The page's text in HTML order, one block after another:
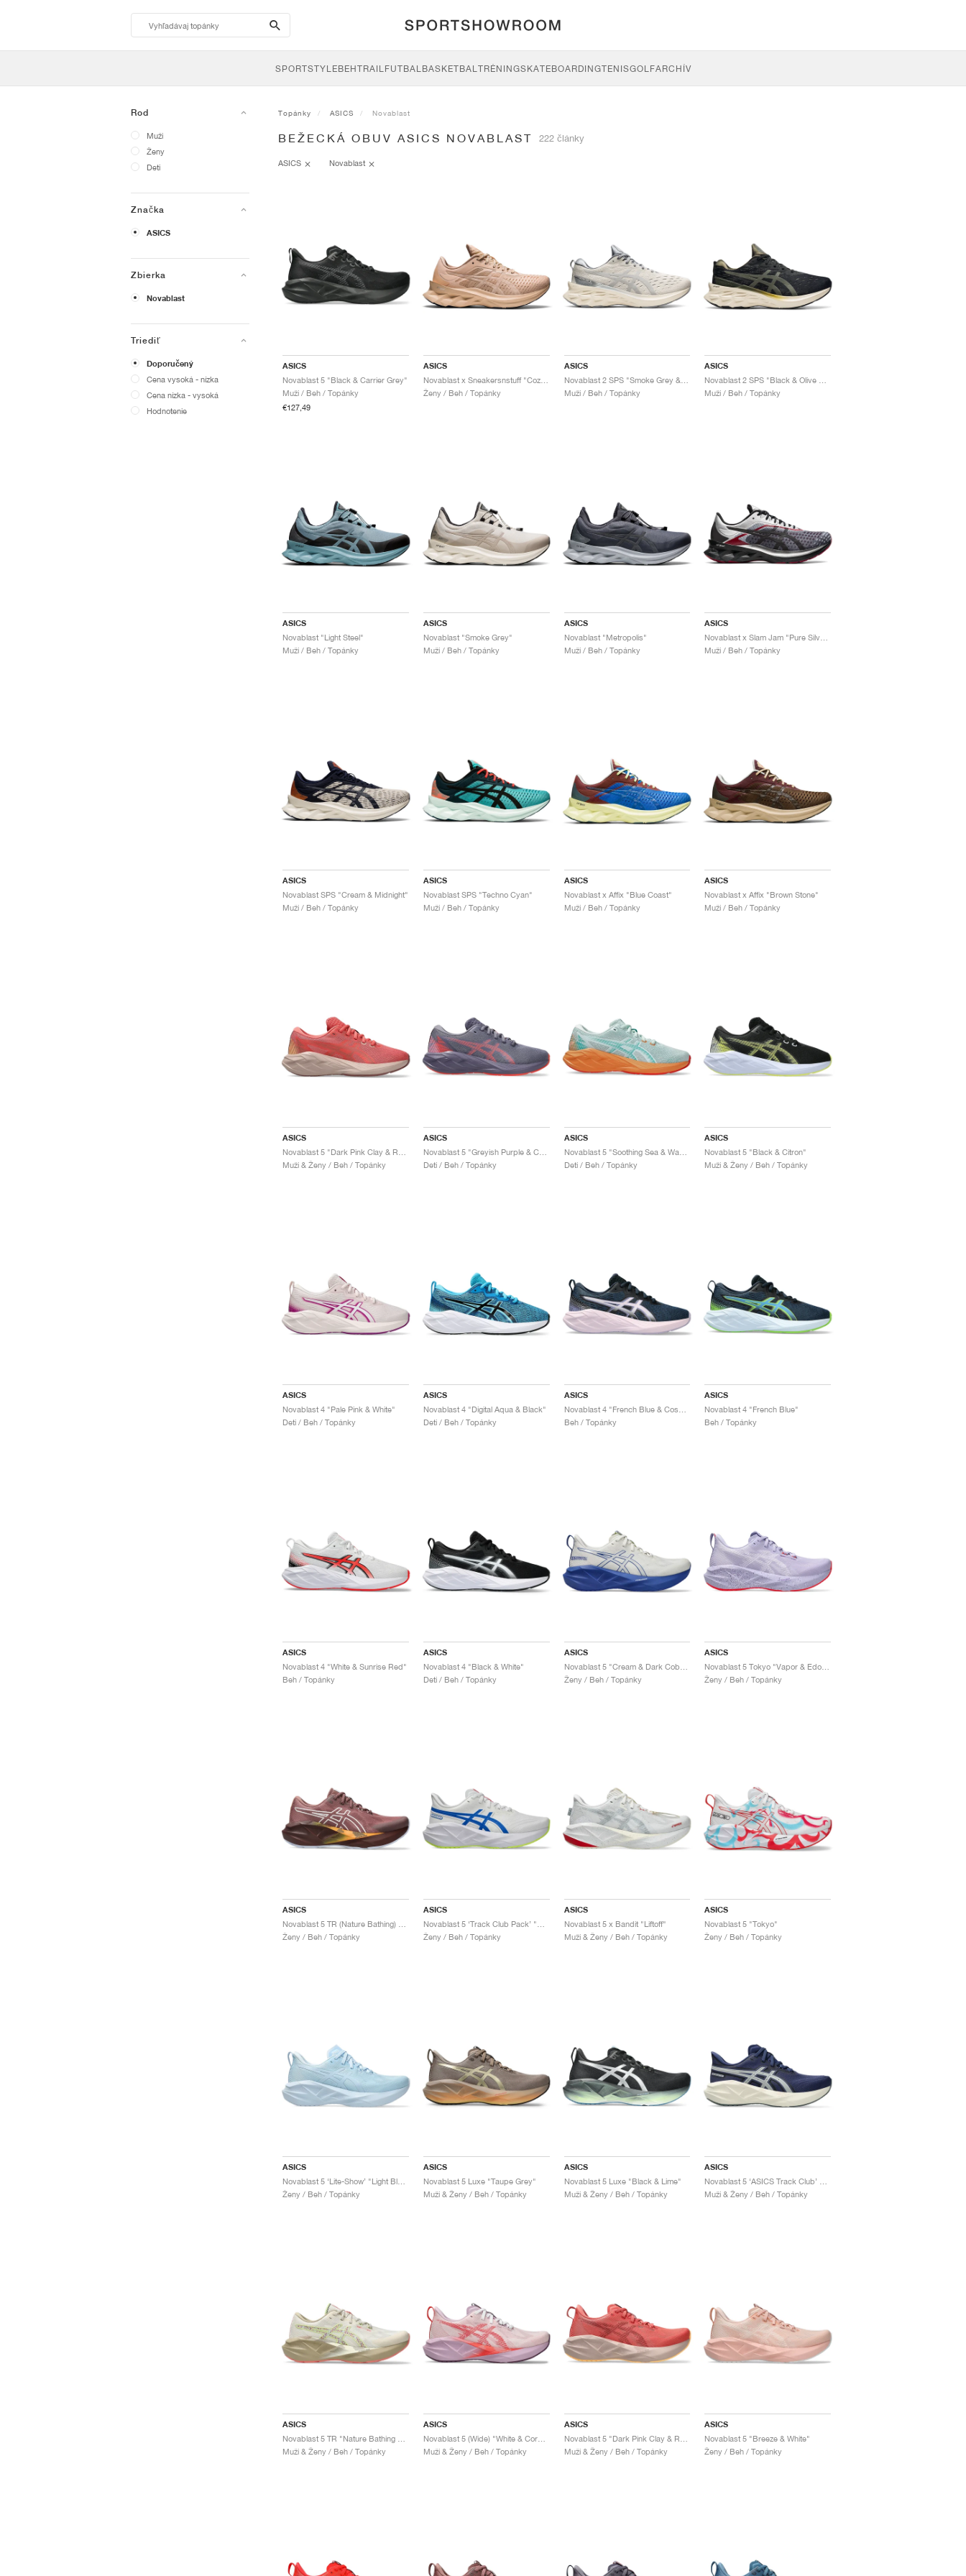
search-
btn
SPORTSTYLEBEHTRAILFUTBALBASKETBALTRÉNINGSKATEBOARDINGTENISGOLFARCHÍV
Rod
Muži
Ženy
Deti
Značka
ASICS
Zbierka
Novablast
Triediť
Doporučený
Cena vysoká - nízka
Cena nízka - vysoká
Hodnotenie
Topánky ASICS Novablast
BEŽECKÁ OBUV ASICS NOVABLAST 222 články
ASICS Novablast
ASICS
Novablast 5 "Black & Carrier Grey"
Muži / Beh / Topánky
€127,49
ASICS
Novablast x Sneakersnstuff "Cozy Pink"
Ženy / Beh / Topánky
ASICS
Muži / Beh / Topánky
ASICS
Muži / Beh / Topánky
ASICS
Novablast "Light Steel"
Muži / Beh / Topánky
ASICS
Novablast "Smoke Grey"
Muži / Beh / Topánky
ASICS
Novablast "Metropolis"
Muži / Beh / Topánky
ASICS
Muži / Beh / Topánky
ASICS
Novablast SPS "Cream & Midnight"
Muži / Beh / Topánky
ASICS
Novablast SPS "Techno Cyan"
Muži / Beh / Topánky
ASICS
Novablast x Affix "Blue Coast"
Muži / Beh / Topánky
ASICS
Novablast x Affix "Brown Stone"
Muži / Beh / Topánky
ASICS
Muži & Ženy / Beh / Topánky
ASICS
Novablast 5 "Greyish Purple & Coral Reef"
Deti / Beh / Topánky
ASICS
Deti / Beh / Topánky
ASICS
Novablast 5 "Black & Citron"
Muži & Ženy / Beh / Topánky
ASICS
Novablast 4 "Pale Pink & White"
Deti / Beh / Topánky
ASICS
Novablast 4 "Digital Aqua & Black"
Deti / Beh / Topánky
ASICS
Beh / Topánky
ASICS
Novablast 4 "French Blue"
Beh / Topánky
ASICS
Novablast 4 "White & Sunrise Red"
Beh / Topánky
ASICS
Novablast 4 "Black & White"
Deti / Beh / Topánky
ASICS
Ženy / Beh / Topánky
ASICS
Ženy / Beh / Topánky
ASICS
Ženy / Beh / Topánky
ASICS
Ženy / Beh / Topánky
ASICS
Novablast 5 x Bandit "Liftoff"
Muži & Ženy / Beh / Topánky
ASICS
Novablast 5 "Tokyo"
Ženy / Beh / Topánky
ASICS
Ženy / Beh / Topánky
ASICS
Novablast 5 Luxe "Taupe Grey"
Muži & Ženy / Beh / Topánky
ASICS
Novablast 5 Luxe "Black & Lime"
Muži & Ženy / Beh / Topánky
ASICS
Muži & Ženy / Beh / Topánky
ASICS
Muži & Ženy / Beh / Topánky
ASICS
Novablast 5 (Wide) "White & Coral Reef"
Muži & Ženy / Beh / Topánky
ASICS
Muži & Ženy / Beh / Topánky
ASICS
Novablast 5 "Breeze & White"
Ženy / Beh / Topánky